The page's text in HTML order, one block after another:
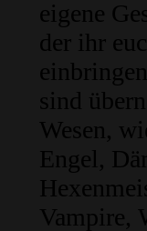
eigene
der ihr
sind
Wesen,
Engel,
Vampire,